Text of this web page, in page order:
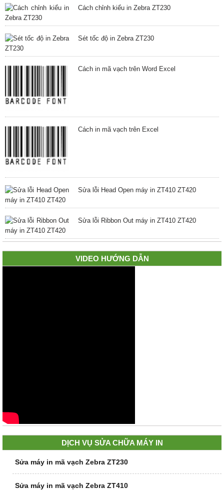
Cách chỉnh kiểu in Zebra ZT230
Sét tốc độ in Zebra ZT230
Cách in mã vạch trên Word Excel
Cách in mã vạch trên Excel
Sửa lỗi Head Open máy in ZT410 ZT420
Sửa lỗi Ribbon Out máy in ZT410 ZT420
VIDEO HƯỚNG DẪN
DỊCH VỤ SỬA CHỮA MÁY IN
Sửa máy in mã vạch Zebra ZT230
Sửa máy in mã vạch Zebra ZT410